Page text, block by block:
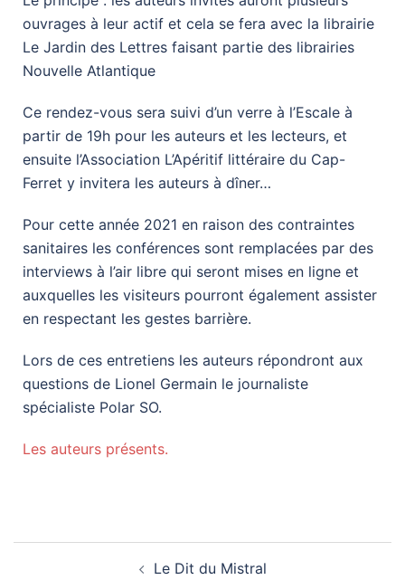
ouvrages à leur actif et cela se fera avec la librairie
Le Jardin des Lettres faisant partie des librairies
Nouvelle Atlantique
Ce rendez-vous sera suivi d’un verre à l’Escale à
partir de 19h pour les auteurs et les lecteurs, et
ensuite l’Association L’Apéritif littéraire du Cap-
Ferret y invitera les auteurs à dîner…
Pour cette année 2021 en raison des contraintes
sanitaires les conférences sont remplacées par des
interviews à l’air libre qui seront mises en ligne et
auxquelles les visiteurs pourront également assister
en respectant les gestes barrière.
Lors de ces entretiens les auteurs répondront aux
questions de Lionel Germain le journaliste
spécialiste Polar SO.
Les auteurs présents.
Le Dit du Mistral